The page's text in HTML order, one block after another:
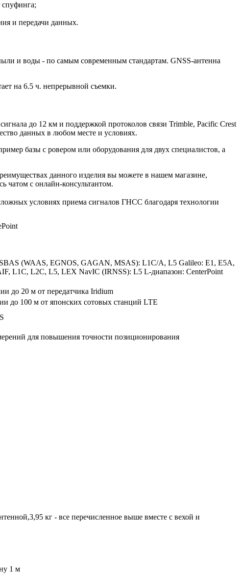
спуфинга;
и передачи данных.
и воды - по самым современным стандартам. GNSS-антенна
на 6.5 ч. непрерывной съемки.
до 12 км и поддержкой протоколов связи Trimble, Pacific Crest
данных в любом месте и условиях.
базы с ровером или оборудования для двух специалистов, а
данного изделия вы можете в нашем магазине,
чатом с онлайн-консультантом.
условиях приема сигналов ГНСС благодаря технологии
(WAAS, EGNOS, GAGAN, MSAS): L1C/A, L5 Galileo: E1, E5A,
L1C, L2C, L5, LEX NavIC (IRNSS): L5 L-диапазон: CenterPoint
до 20 м от передатчика Iridium
до 100 м от японских сотовых станций LTE
для повышения точности позиционирования
кг - все перечисленное выше вместе с вехой и
1 м